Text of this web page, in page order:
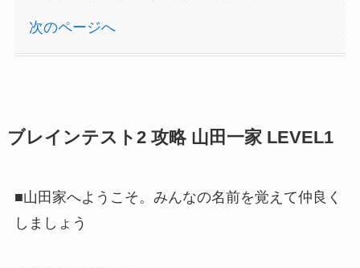
次のページへ
ブレインテスト2 攻略 山田一家 LEVEL1
■山田家へようこそ。みんなの名前を覚えて仲良く
しましょう